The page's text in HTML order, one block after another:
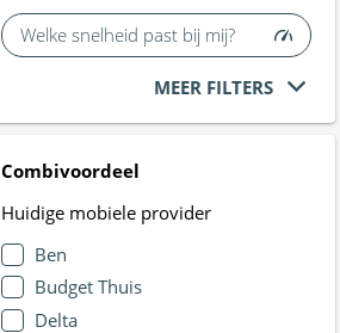
Welke snelheid past bij mij?
MEER FILTERS
Combivoordeel
Huidige mobiele provider
Ben
Budget Thuis
Delta